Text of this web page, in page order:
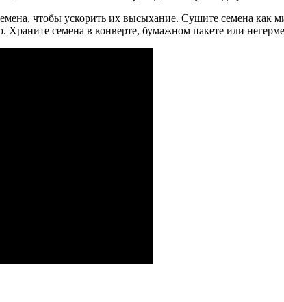
чтобы ускорить их высыхание. Сушите семена
семена в конверте, бумажном пакете или